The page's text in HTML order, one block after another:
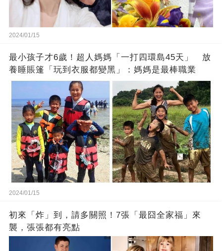
2024/01/15
最小孩子才6歲！超人媽媽「一打四環島45天」 放
養睡賬篷「玩到衣服都變黑」：媽媽是最棒職業
2024/01/15
初來「炸」到，請多關照！7張「最囧全家福」來
襲，張張都有亮點